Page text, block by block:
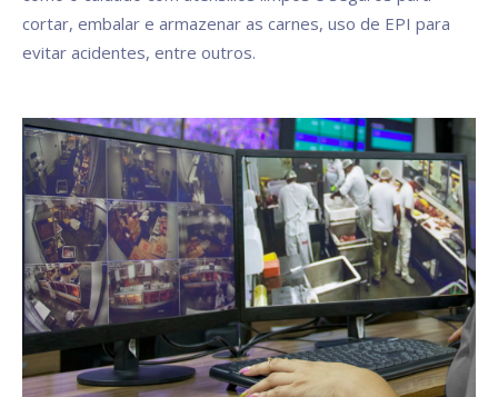
cortar, embalar e armazenar as carnes, uso de EPI para
evitar acidentes, entre outros.